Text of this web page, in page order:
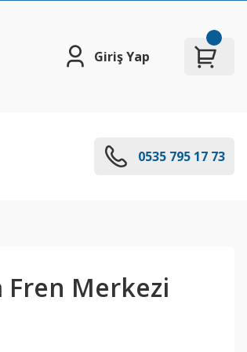
Giriş Yap
0535 795 17 73
Merkezi